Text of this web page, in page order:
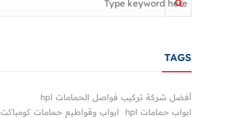
TAGS
أفضل شركة تركيب فواصل الحمامات hpl
ابواب حمامات hpl
ابواب وقواطيع حمامات کومباکت